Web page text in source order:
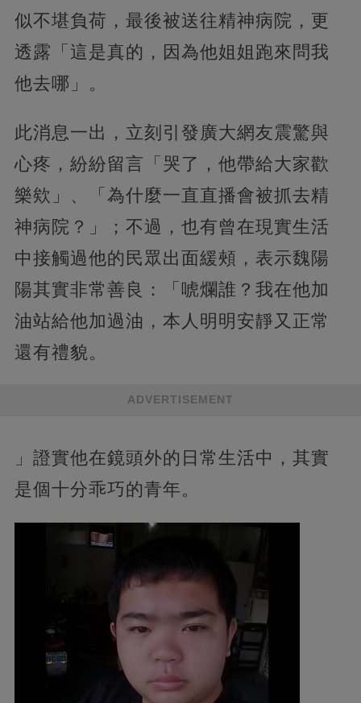
似不堪負荷，最後被送往精神病院，更
透露「這是真的，因為他姐姐跑來問我
他去哪」。
此消息一出，立刻引發廣大網友震驚與
心疼，紛紛留言「哭了，他帶給大家歡
樂欸」、「為什麼一直直播會被抓去精
神病院？」；不過，也有曾在現實生活
中接觸過他的民眾出面緩頰，表示魏陽
陽其實非常善良：「唬爛誰？我在他加
油站給他加過油，本人明明安靜又正常
還有禮貌。
ADVERTISEMENT
」證實他在鏡頭外的日常生活中，其實
是個十分乖巧的青年。